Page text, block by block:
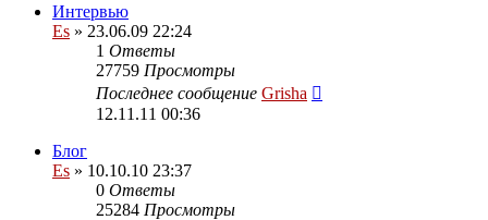
Интервью
Es » 23.06.09 22:24
1 Ответы
27759 Просмотры
Последнее сообщение Grisha
12.11.11 00:36
Блог
Es » 10.10.10 23:37
0 Ответы
25284 Просмотры